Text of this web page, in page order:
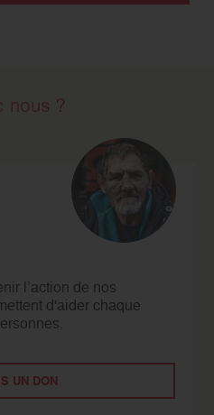
nous ?
l’action de nos
d'aider chaque
UN DON